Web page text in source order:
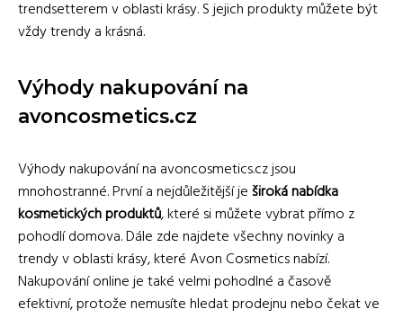
trendsetterem v oblasti krásy. S jejich produkty můžete být
vždy trendy a krásná.
Výhody nakupování na
avoncosmetics.cz
Výhody nakupování na avoncosmetics.cz jsou
mnohostranné. První a nejdůležitější je široká nabídka
kosmetických produktů, které si můžete vybrat přímo z
pohodlí domova. Dále zde najdete všechny novinky a
trendy v oblasti krásy, které Avon Cosmetics nabízí.
Nakupování online je také velmi pohodlné a časově
efektivní, protože nemusíte hledat prodejnu nebo čekat ve